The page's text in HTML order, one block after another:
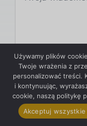
Polityka
Używamy plików
Twoje wrażenia z
personalizować treści.
i kontynuując,
cookie, naszą politykę
Akceptuj